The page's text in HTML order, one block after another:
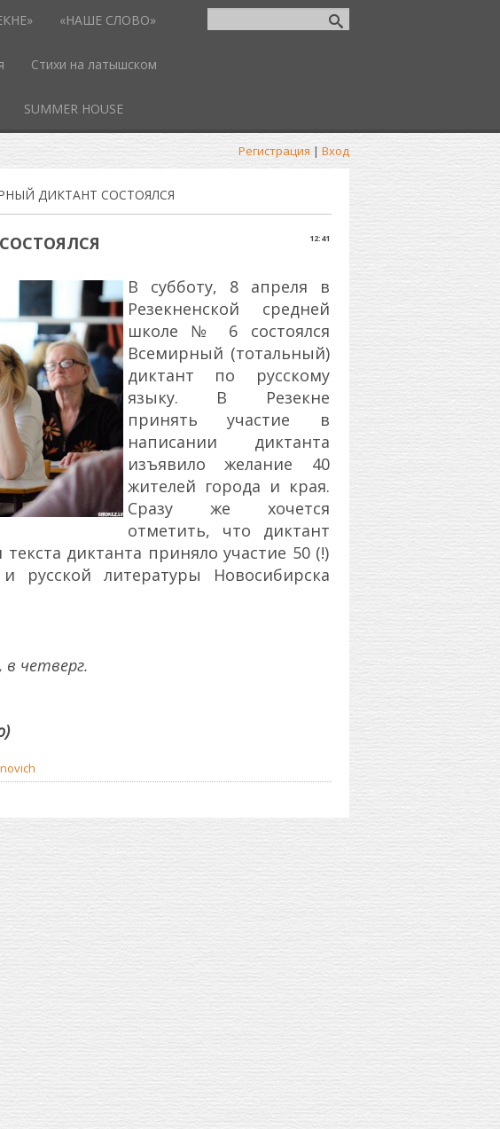
«НАШЕ СЛОВО»
Стихи на латышском
SUMMER HOUSE
Регистрация | Вход
ДИКТАНТ СОСТОЯЛСЯ
12:41
В субботу, 8 апреля в
Резекненской средней
школе № 6 состоялся
Всемирный (тотальный)
диктант по русскому
языку. В Резекне
принять участие в
написании диктанта
изъявило желание 40
жителей города и края.
Сразу же хочется
отметить, что диктант
диктанта приняло участие 50 (!)
русской литературы Новосибирска
четверг.